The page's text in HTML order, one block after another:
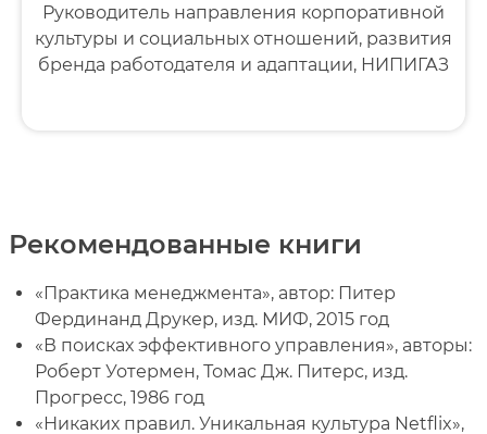
Руководитель направления корпоративной
культуры и социальных отношений, развития
бренда работодателя и адаптации, НИПИГАЗ
Рекомендованные книги
«Практика менеджмента», автор: Питер
Фердинанд Друкер, изд. МИФ, 2015 год
«В поисках эффективного управления», авторы:
Роберт Уотермен, Томас Дж. Питерс, изд.
Прогресс, 1986 год
«Никаких правил. Уникальная культура Netflix»,